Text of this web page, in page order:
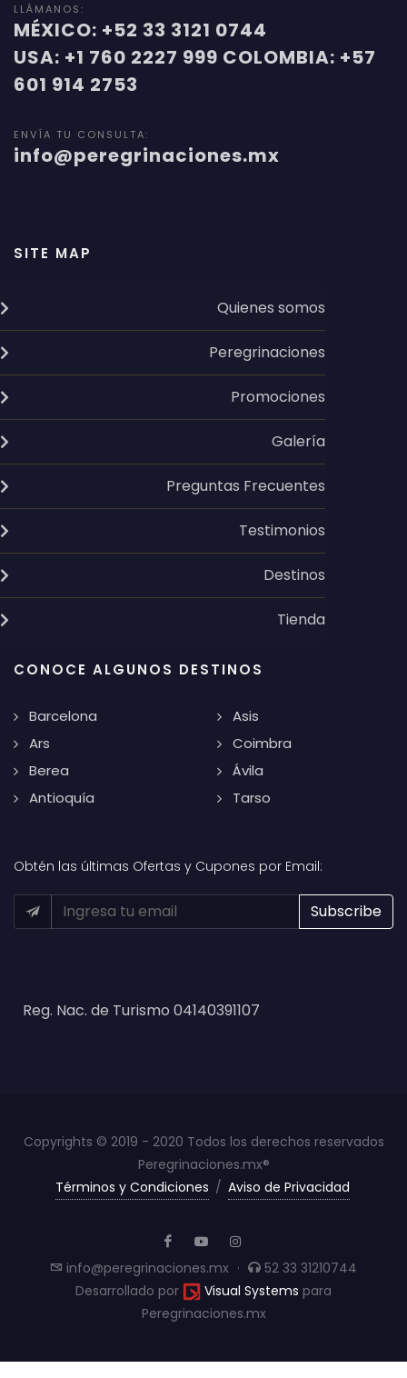
LLÁMANOS:
MÉXICO: +52 33 3121 0744
USA: +1 760 2227 999 COLOMBIA: +57
601 914 2753
ENVÍA TU CONSULTA:
info@peregrinaciones.mx
SITE MAP
Quienes somos
Peregrinaciones
Promociones
Galería
Preguntas Frecuentes
Testimonios
Destinos
Tienda
CONOCE ALGUNOS DESTINOS
Barcelona
Ars
Berea
Antioquía
Asis
Coimbra
Ávila
Tarso
Obtén las últimas Ofertas y Cupones por Email:
Reg. Nac. de Turismo 04140391107
Copyrights © 2019 - 2020 Todos los derechos reservados
Peregrinaciones.mx®
Términos y Condiciones / Aviso de Privacidad
info@peregrinaciones.mx ·
52 33 31210744
Desarrollado por
Visual Systems para
Peregrinaciones.mx